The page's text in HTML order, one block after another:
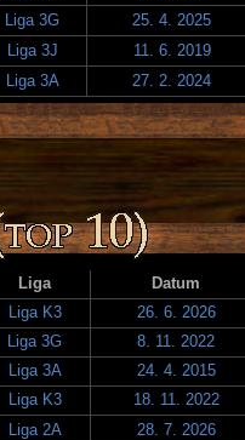
Liga 3G 25. 4. 2025
Liga 3J 11. 6. 2019
Liga 3A 27. 2. 2024
Liga Datum
Liga K3 26. 6. 2026
Liga 3G 8. 11. 2022
Liga 3A 24. 4. 2015
Liga K3 18. 11. 2022
Liga 2A 28. 7. 2026